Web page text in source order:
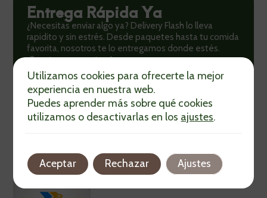
Entrega Rápida Ya
¿Necesitas enviar algo ya? Delivery Flash lo lleva
rapidito y sin estrés. Desde paquetes hasta tu comida
favorita, nosotros te lo entregamos donde estés.
¡Cuenta con nosotros!
¡Pide Aquí!
Utilizamos cookies para ofrecerte la mejor
experiencia en nuestra web.
Puedes aprender más sobre qué cookies
utilizamos o desactivarlas en los ajustes.
Aceptar Rechazar Ajustes